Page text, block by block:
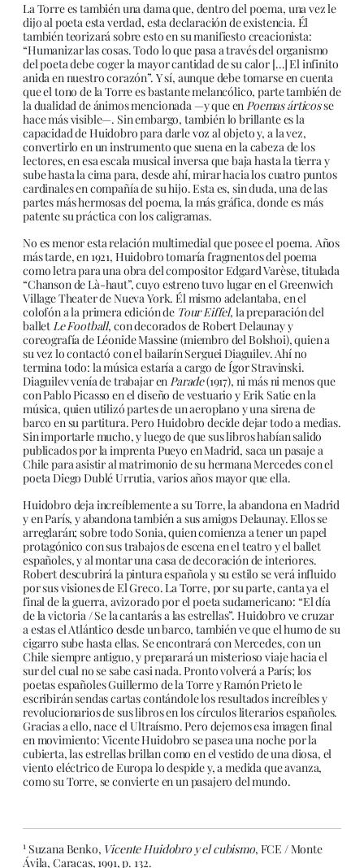
La Torre es también una dama que, dentro del poema, una vez le
dijo al poeta esta verdad, esta declaración de existencia. Él
también teorizará sobre esto en su manifiesto creacionista:
“Humanizar las cosas. Todo lo que pasa a través del organismo
del poeta debe coger la mayor cantidad de su calor […] El infinito
anida en nuestro corazón”. Y sí, aunque debe tomarse en cuenta
que el tono de la Torre es bastante melancólico, parte también de
la dualidad de ánimos mencionada —y que enPoemas árticosse
hace más visible—. Sin embargo, también lo brillante es la
capacidad de Huidobro para darle voz al objeto y, a la vez,
convertirlo en un instrumento que suena en la cabeza de los
lectores, en esa escala musical inversa que baja hasta la tierra y
sube hasta la cima para, desde ahí, mirar hacia los cuatro puntos
cardinales en compañía de su hijo. Esta es, sin duda, una de las
partes más hermosas del poema, la más gráfica, donde es más
patente su práctica con los caligramas.
No es menor esta relación multimedial que posee el poema. Años
más tarde, en 1921, Huidobro tomaría fragmentos del poema
como letra para una obra del compositor Edgard Varèse, titulada
“Chanson de Là-haut”, cuyo estreno tuvo lugar en el Greenwich
Village Theater de Nueva York. Él mismo adelantaba, en el
colofón a la primera edición de Tour Eiffel, la preparación del
balletLe Football, con decorados de Robert Delaunay y
coreografía de Léonide Massine (miembro del Bolshoi), quien a
su vez lo contactó con el bailarín Serguei Diaguilev. Ahí no
termina todo: la música estaría a cargo de Ígor Stravinski.
Diaguilev venía de trabajar enParade(1917), ni más ni menos que
con Pablo Picasso en el diseño de vestuario y Erik Satie en la
música, quien utilizó partes de un aeroplano y una sirena de
barco en su partitura. Pero Huidobro decide dejar todo a medias.
Sin importarle mucho, y luego de que sus libros habían salido
publicados por la imprenta Pueyo en Madrid, saca un pasaje a
Chile para asistir al matrimonio de su hermana Mercedes con el
poeta Diego Dublé Urrutia, varios años mayor que ella.
Huidobro deja increíblemente a su Torre, la abandona en Madrid
y en París, y abandona también a sus amigos Delaunay. Ellos se
arreglarán; sobre todo Sonia, quien comienza a tener un papel
protagónico con sus trabajos de escena en el teatro y el ballet
españoles, y al montar una casa de decoración de interiores.
Robert descubrirá la pintura española y su estilo se verá influido
por sus visiones de El Greco. La Torre, por su parte, canta ya el
final de la guerra, avizorado por el poeta sudamericano: “El día
de la victoria / Se la cantarás a las estrellas”. Huidobro ve cruzar
a estas el Atlántico desde un barco, también ve que el humo de su
cigarro sube hasta ellas. Se encontrará con Mercedes, con un
Chile siempre antiguo, y preparará un misterioso viaje hacia el
sur del cual no se sabe casi nada. Pronto volverá a París; los
poetas españoles Guillermo de la Torre y Ramón Prieto le
escribirán sendas cartas contándole los resultados increíbles y
revolucionarios de sus libros en los círculos literarios españoles.
Gracias a ello, nace el Ultraísmo. Pero dejemos esa imagen final
en movimiento: Vicente Huidobro se pasea una noche por la
cubierta, las estrellas brillan como en el vestido de una diosa, el
viento eléctrico de Europa lo despide y, a medida que avanza,
como su Torre, se convierte en un pasajero del mundo.
1Suzana Benko, Vicente Huidobro y el cubismo, FCE / Monte
Ávila, Caracas, 1991, p. 132.